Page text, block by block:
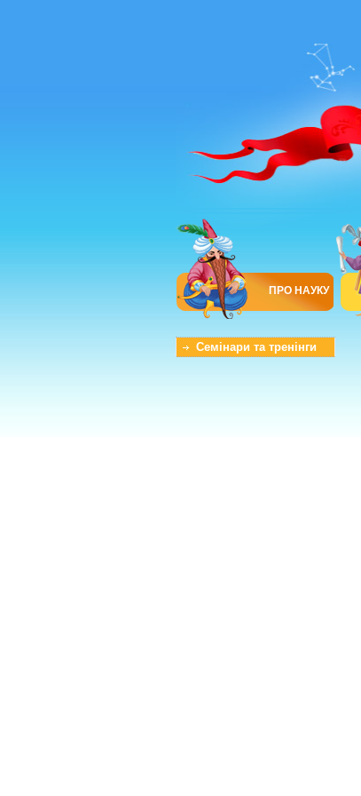
ПРО НАУКУ
Семінари та тренінги